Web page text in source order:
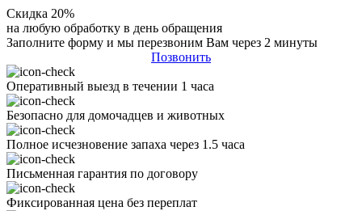
Скидка 20%
на любую обработку в день обращения
Заполните форму и мы перезвоним Вам через 2 минуты
Позвонить
Оперативный выезд в течении 1 часа
Безопасно для домочадцев и животных
Полное исчезновение запаха через 1.5 часа
Письменная гарантия по договору
Фиксированная цена без переплат